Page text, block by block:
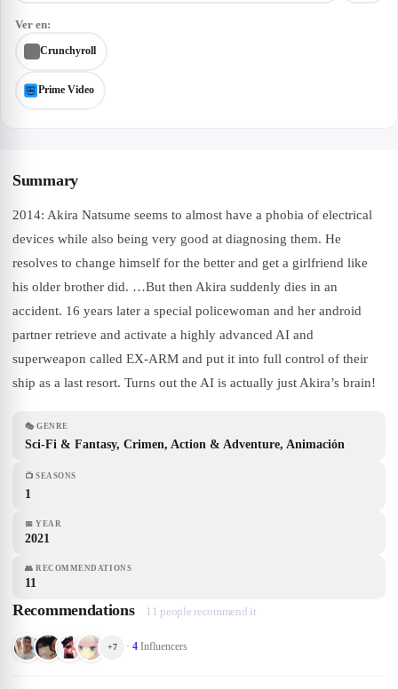
Ver en:
Crunchyroll
Prime Video
Summary
2014: Akira Natsume seems to almost have a phobia of electrical
devices while also being very good at diagnosing them. He
resolves to change himself for the better and get a girlfriend like
his older brother did. …But then Akira suddenly dies in an
accident. 16 years later a special policewoman and her android
partner retrieve and activate a highly advanced AI and
superweapon called EX-ARM and put it into full control of their
ship as a last resort. Turns out the AI is actually just Akira’s brain!
🎭 GENRE
Sci-Fi & Fantasy, Crimen, Action & Adventure, Animación
📺 SEASONS
1
📅 YEAR
2021
👥 RECOMMENDATIONS
11
Recommendations 11 people recommend it
+7 · 4 Influencers